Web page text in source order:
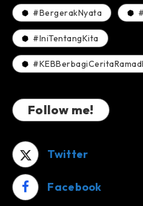
#BergerakNyata
#IniTentangKita
Follow me!
Twitter
Facebook